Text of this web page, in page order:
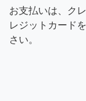
お支払いは、ク
レジットカード
さい。